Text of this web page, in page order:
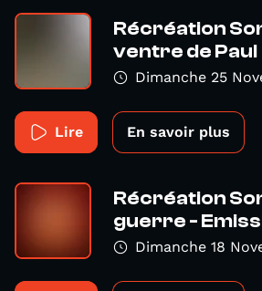
Récréation
ventre de Paul
Dimanche 25
Lire En savoir plus
Récréation
guerre -
Dimanche 18